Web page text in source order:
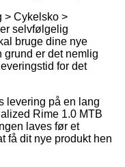
> Cykelsko >
selvfølgelig
bruge dine nye
grund er det nemlig
for det
levering på en lang
Rime 1.0 MTB
laves før et
få dit nye produkt hen